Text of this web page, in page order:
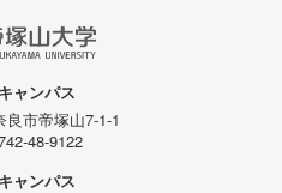
ャンパス
良市帝塚山7-1-1
48-9122
ャンパス